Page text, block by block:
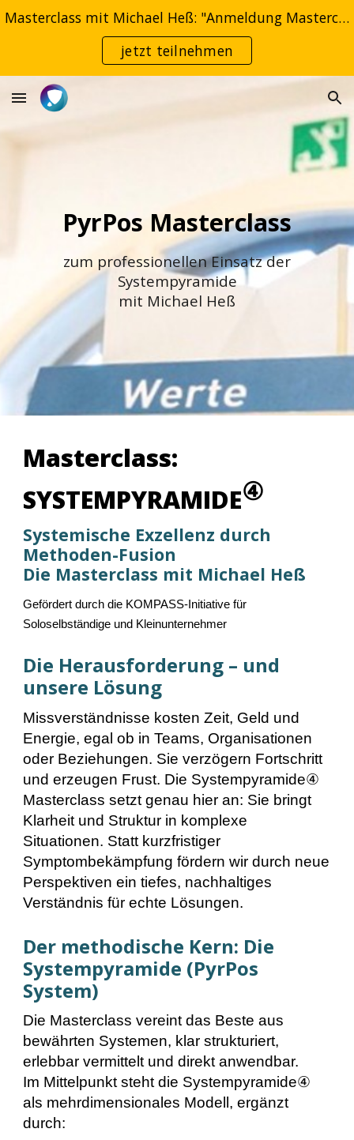
Skip to navigation
Masterclass mit Michael Heß: "Anmeldung Masterclass"
jetzt teilnehmen
PyrPos Masterclass
zum professionellen Einsatz der
Systempyramide
mit Michael Heß
Masterclass:
SYSTEMPYRAMIDE④
Systemische Exzellenz durch
Methoden-Fusion
Die Masterclass mit Michael Heß
Gefördert durch die KOMPASS-Initiative für
Soloselbständige und Kleinunternehmer
Die Herausforderung – und
unsere Lösung
Missverständnisse kosten Zeit, Geld und
Energie, egal ob in Teams, Organisationen
oder Beziehungen. Sie verzögern Fortschritt
und erzeugen Frust. Die Systempyramide④
Masterclass setzt genau hier an: Sie bringt
Klarheit und Struktur in komplexe
Situationen. Statt kurzfristiger
Symptombekämpfung fördern wir durch neue
Perspektiven ein tiefes, nachhaltiges
Verständnis für echte Lösungen.
Der methodische Kern: Die
Systempyramide (PyrPos
System)
Die Masterclass vereint das Beste aus
bewährten Systemen, klar strukturiert,
erlebbar vermittelt und direkt anwendbar.
Im Mittelpunkt steht die Systempyramide④
als mehrdimensionales Modell, ergänzt
durch: